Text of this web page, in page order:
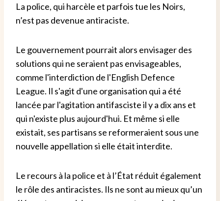
La police, qui harcèle et parfois tue les Noirs,
n’est pas devenue antiraciste.
Le gouvernement pourrait alors envisager des
solutions qui ne seraient pas envisageables,
comme l'interdiction de l'English Defence
League. Il s'agit d'une organisation qui a été
lancée par l'agitation antifasciste il y a dix ans et
qui n'existe plus aujourd'hui. Et même si elle
existait, ses partisans se reformeraient sous une
nouvelle appellation si elle était interdite.
Le recours à la police et à l’État réduit également
le rôle des antiracistes. Ils ne sont au mieux qu’un